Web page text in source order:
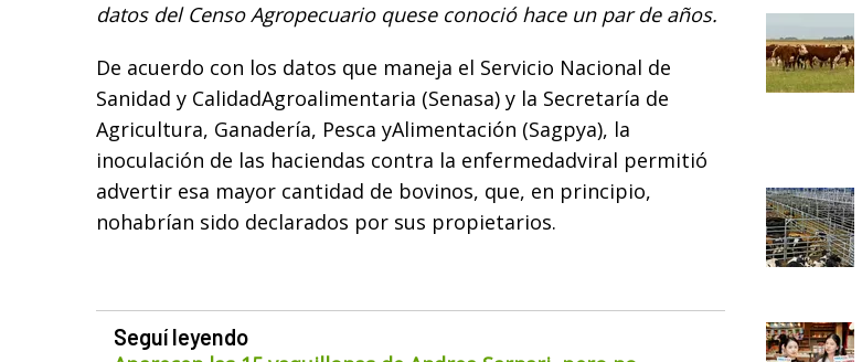
datos del Censo Agropecuario quese conoció hace un par de años.
De acuerdo con los datos que maneja el Servicio Nacional de
Sanidad y CalidadAgroalimentaria (Senasa) y la Secretaría de
Agricultura, Ganadería, Pesca yAlimentación (Sagpya), la
inoculación de las haciendas contra la enfermedadviral permitió
advertir esa mayor cantidad de bovinos, que, en principio,
nohabrían sido declarados por sus propietarios.
Seguí leyendo